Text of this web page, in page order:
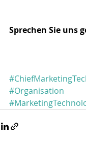
Sprechen Sie uns
#Organisation